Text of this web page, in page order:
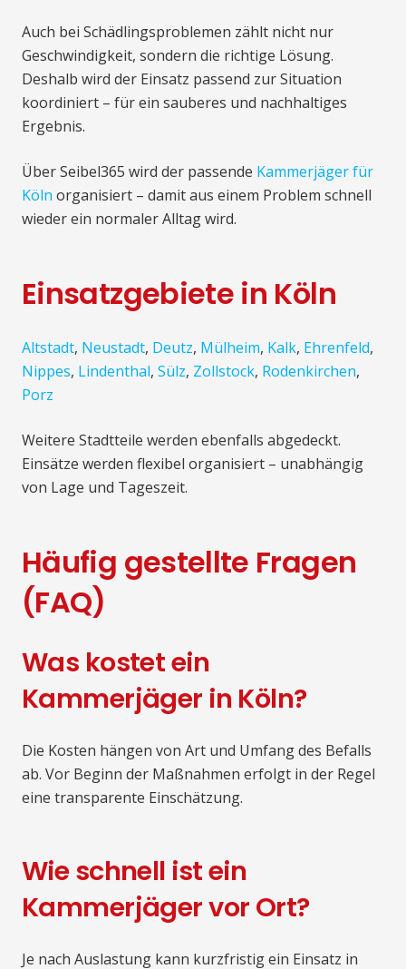
Auch bei Schädlingsproblemen zählt nicht nur
Geschwindigkeit, sondern die richtige Lösung.
Deshalb wird der Einsatz passend zur Situation
koordiniert – für ein sauberes und nachhaltiges
Ergebnis.
Über Seibel365 wird der passende Kammerjäger für
Köln organisiert – damit aus einem Problem schnell
wieder ein normaler Alltag wird.
Einsatzgebiete in Köln
Altstadt, Neustadt, Deutz, Mülheim, Kalk, Ehrenfeld,
Nippes, Lindenthal, Sülz, Zollstock, Rodenkirchen,
Porz
Weitere Stadtteile werden ebenfalls abgedeckt.
Einsätze werden flexibel organisiert – unabhängig
von Lage und Tageszeit.
Häufig gestellte Fragen
(FAQ)
Was kostet ein
Kammerjäger in Köln?
Die Kosten hängen von Art und Umfang des Befalls
ab. Vor Beginn der Maßnahmen erfolgt in der Regel
eine transparente Einschätzung.
Wie schnell ist ein
Kammerjäger vor Ort?
Je nach Auslastung kann kurzfristig ein Einsatz in